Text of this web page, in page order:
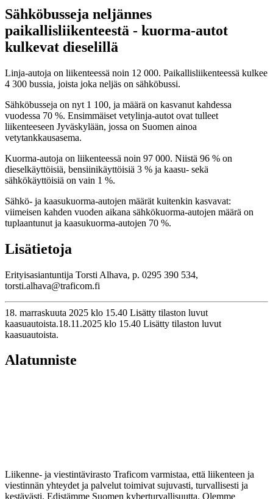
Sähköbusseja neljännes
paikallisliikenteestä - kuorma-autot
kulkevat dieselillä
Linja-autoja on liikenteessä noin 12 000. Paikallisliikenteessä kulkee
4 300 bussia, joista joka neljäs on sähköbussi.
Sähköbusseja on nyt 1 100, ja määrä on kasvanut kahdessa
vuodessa 70 %. Ensimmäiset vetylinja-autot ovat tulleet
liikenteeseen Jyväskylään, jossa on Suomen ainoa
vetytankkausasema.
Kuorma-autoja on liikenteessä noin 97 000. Niistä 96 % on
dieselkäyttöisiä, bensiinikäyttöisiä 3 % ja kaasu- sekä
sähkökäyttöisiä on vain 1 %.
Sähkö- ja kaasukuorma-autojen määrät kuitenkin kasvavat:
viimeisen kahden vuoden aikana sähkökuorma-autojen määrä on
tuplaantunut ja kaasukuorma-autojen 70 %.
Lisätietoja
Erityisasiantuntija Torsti Alhava, p. 0295 390 534,
torsti.alhava@traficom.fi
18. marraskuuta 2025 klo 15.40 Lisätty tilaston luvut
kaasuautoista.18.11.2025 klo 15.40 Lisätty tilaston luvut
kaasuautoista.
Alatunniste
Liikenne- ja viestintävirasto Traficom varmistaa, että liikenteen ja
viestinnän yhteydet ja palvelut toimivat sujuvasti, turvallisesti ja
kestävästi. Edistämme Suomen kyberturvallisuutta. Olemme